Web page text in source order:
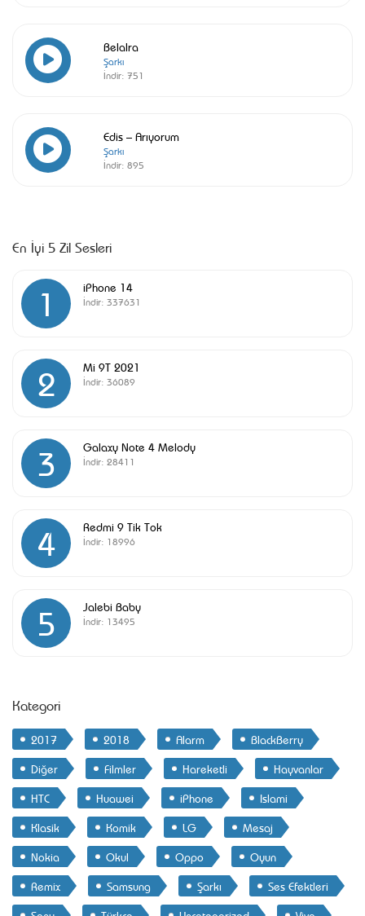
Belalra
Şarkı
İndir: 751
Edis – Arıyorum
Şarkı
İndir: 895
En İyi 5 Zil Sesleri
1 iPhone 14
İndir: 337631
2 Mi 9T 2021
İndir: 36089
3 Galaxy Note 4 Melody
İndir: 28411
4 Redmi 9 Tik Tok
İndir: 18996
5 Jalebi Baby
İndir: 13495
Kategori
2017 2018 Alarm
BlackBerry
Diğer
Filmler Hareketli
Hayvanlar
HTC
Huawei iPhone
Islami
Klasik
Komik LG
Mesaj
Nokia
Okul Oppo
Oyun
Remix
Samsung Şarkı
Ses Efektleri